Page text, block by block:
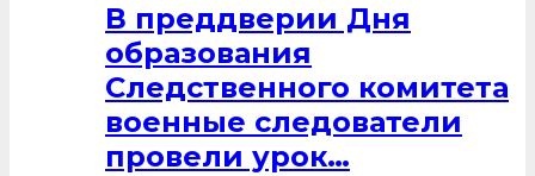
В преддверии Дня
образования
Следственного комитета
военные следователи
провели урок…